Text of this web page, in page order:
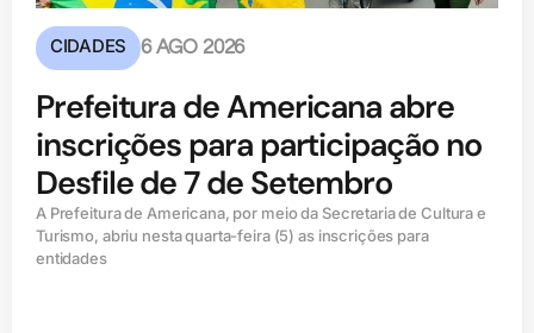
CIDADES 6 AGO 2026
Prefeitura de Americana abre
inscrições para participação no
Desfile de 7 de Setembro
A Prefeitura de Americana, por meio da Secretaria de Cultura e
Turismo, abriu nesta quarta-feira (5) as inscrições para
entidades